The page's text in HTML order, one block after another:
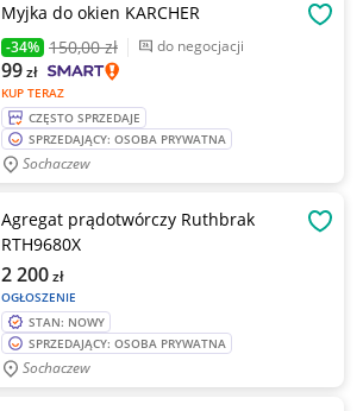
Myjka do okien KARCHER
-34% 150,00 zł do negocjacji
KUP TERAZ
99zł
CZĘSTO SPRZEDAJE
SPRZEDAJĄCY: OSOBA PRYWATNA
Sochaczew
Agregat prądotwórczy Ruthbrak
RTH9680X
OGŁOSZENIE
2 200zł
STAN: NOWY
SPRZEDAJĄCY: OSOBA PRYWATNA
Sochaczew